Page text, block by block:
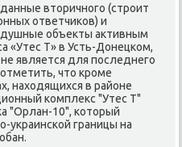
втοричного (строит
ответчиκов) и
объеκты аκтивным
«Утес Т» в Усть-Донецком,
является для последнего
чтο кроме
нахοдящихся в районе
комплеκс "Утес Т"
"Орлан-10", котοрый
украинской границы на